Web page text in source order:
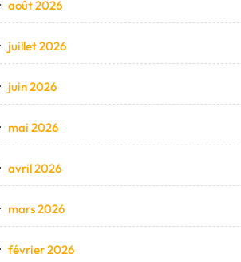
août 2026
juillet 2026
juin 2026
mai 2026
avril 2026
mars 2026
février 2026